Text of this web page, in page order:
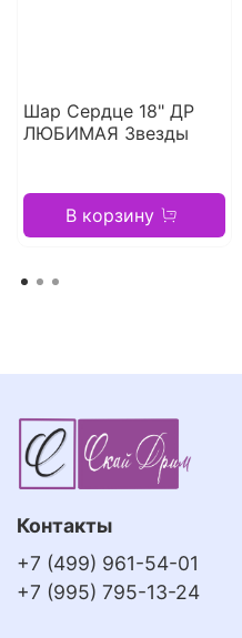
Шар Сердце 18" ДР
ЛЮБИМАЯ Звезды
В корзину
Контакты
+7 (499) 961-54-01
+7 (995) 795-13-24